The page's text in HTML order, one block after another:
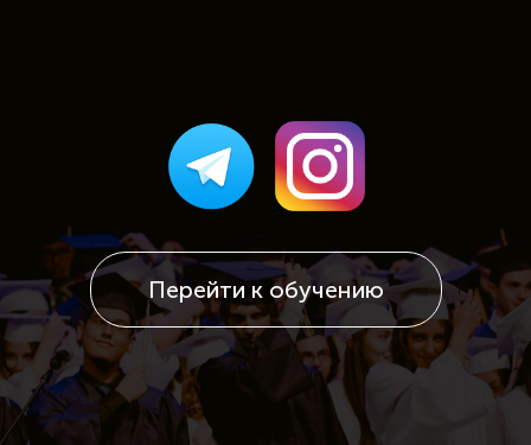
Перейти к обучению